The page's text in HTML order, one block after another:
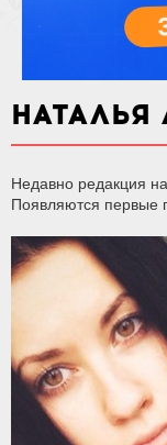
НАТАЛЬЯ
Недавно редакция
Появляются первые